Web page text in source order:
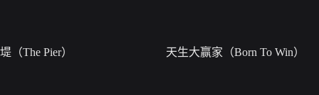
堤（The Pier） 天生大赢家（Born To Win）